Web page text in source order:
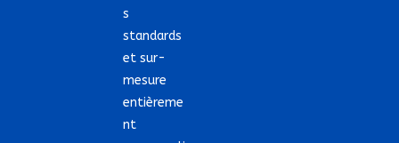
s
standards
et sur-
mesure
entièreme
nt